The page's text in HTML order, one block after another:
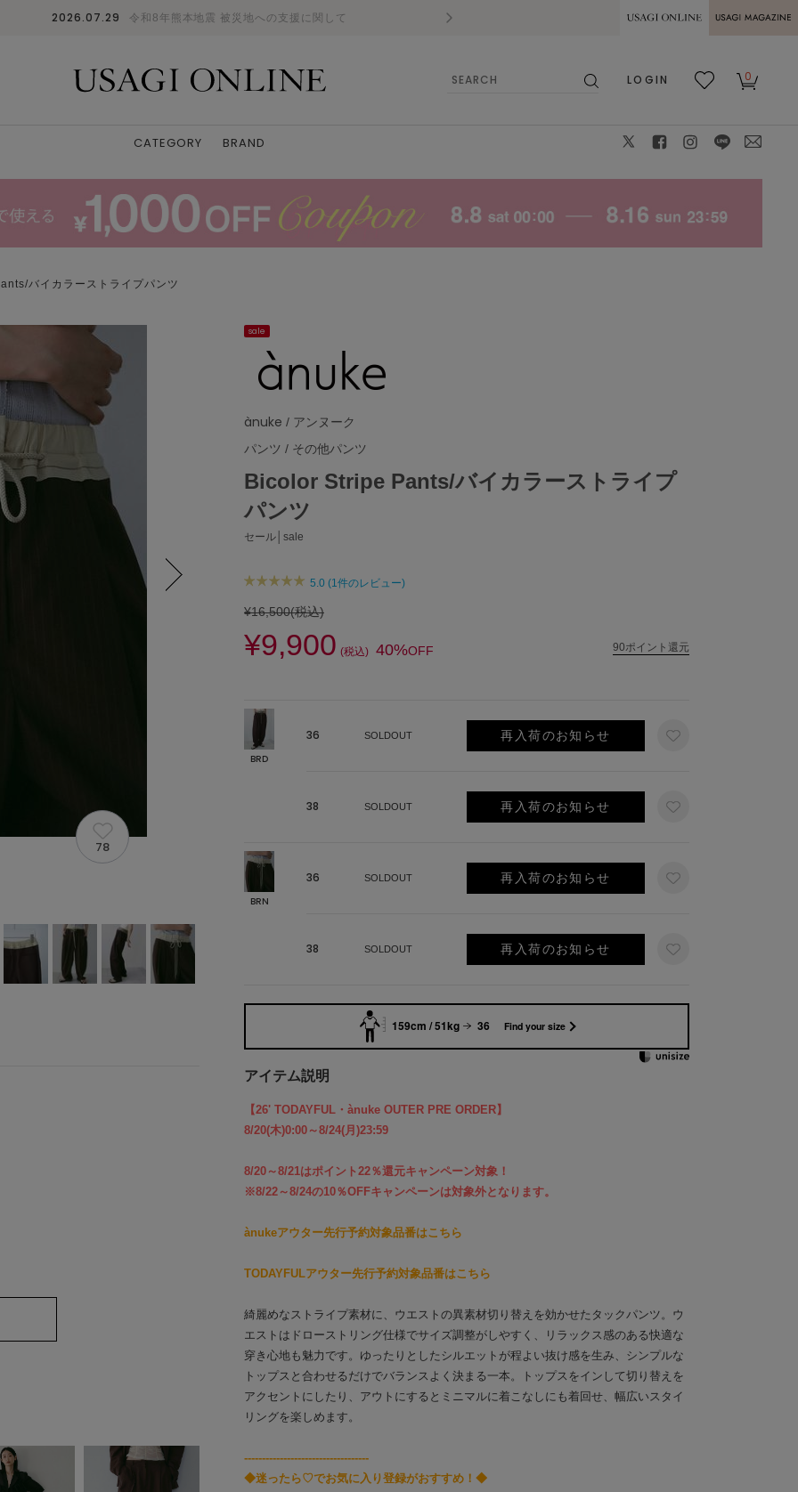
2026.07.29 令和8年熊本地震 被災地への支援に関して 熊本県熊本地方を震源とする地震の影響に
MAGAZINE
LOGIN
0
CATEGORY BRAND
バイカラーストライプパンツ
sale
ànuke / アンヌーク
パンツ / その他パンツ
Bicolor Stripe Pants/バイカラーストライプ
パンツ
セール│sale
5.0 (1件のレビュー)
¥16,500(税込)
¥9,900 (税込) 40%OFF 90ポイント還元
BRD
36 SOLDOUT 再入荷のお知らせ
38 SOLDOUT 再入荷のお知らせ
BRN
36 SOLDOUT 再入荷のお知らせ
38 SOLDOUT 再入荷のお知らせ
159cm / 51kg 36 Find your size
アイテム説明
【26' TODAYFUL・ànuke OUTER PRE ORDER】
8/20(木)0:00～8/24(月)23:59
8/20～8/21はポイント22％還元キャンペーン対象！
※8/22～8/24の10％OFFキャンペーンは対象外となります。
ànukeアウター先行予約対象品番はこちら
TODAYFULアウター先行予約対象品番はこちら
綺麗めなストライプ素材に、ウエストの異素材切り替えを効かせたタックパンツ。ウ
エストはドローストリング仕様でサイズ調整がしやすく、リラックス感のある快適な
穿き心地も魅力です。ゆったりとしたシルエットが程よい抜け感を生み、シンプルな
トップスと合わせるだけでバランスよく決まる一本。トップスをインして切り替えを
アクセントにしたり、アウトにするとミニマルに着こなしにも着回せ、幅広いスタイ
リングを楽しめます。
-----------------------------------
◆迷ったら♡でお気に入り登録がおすすめ！◆
model.169cm / size.38
78